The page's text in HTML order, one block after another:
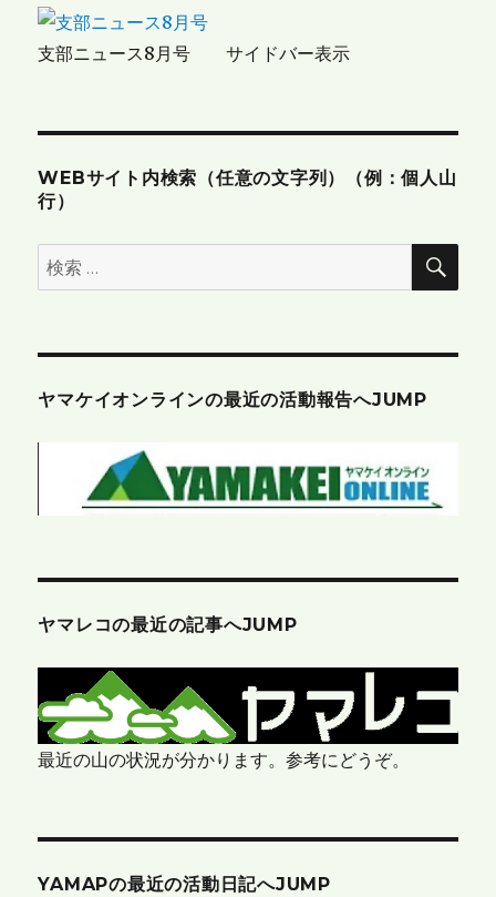
シ
ョ
支部ニュース8月号 サイドバー表示
WEBサイト内検索（任意の文字列）（例：個人山
行）
検
索:
検
ヤマケイオンラインの最近の活動報告へJUMP
ヤマレコの最近の記事へJUMP
最近の山の状況が分かります。参考にどうぞ。
YAMAPの最近の活動日記へJUMP